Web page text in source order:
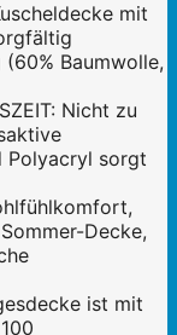
mit
Baumwolle,
Nicht zu
Polyacryl sorgt
Decke,
ist mit